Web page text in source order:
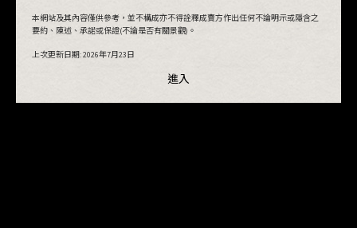
本網站及其內容僅供參考，並不構成亦不得詮釋成賣方作出任何不論明示或隱含之
要約、陳述、承諾或保證(不論是否有關景觀)。
上次更新日期:2026年7月23日
進入